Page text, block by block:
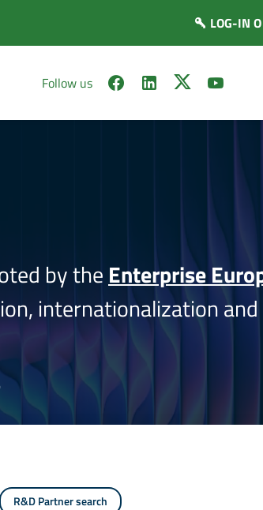
LOG-IN
Follow us
by the Enterprise
internationalization and
R&D Partner search